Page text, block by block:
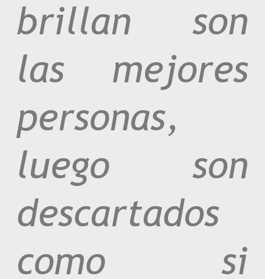
brillan son
las mejores
personas,
luego son
descartados
como si